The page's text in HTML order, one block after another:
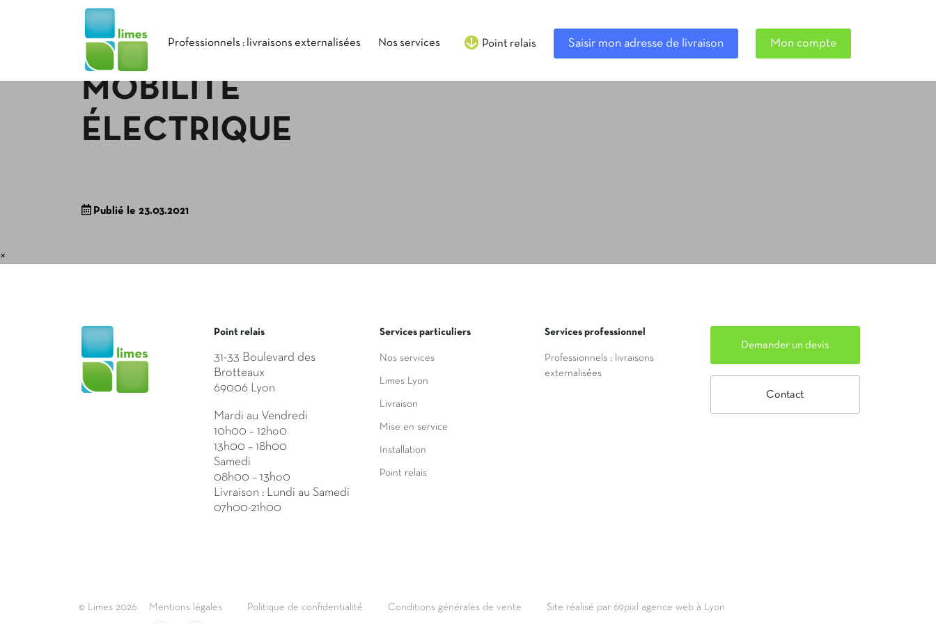
Professionnels : livraisons externalisées Nos services Point relais Saisir mon adresse de livraison Mon compte
MOBILITÉ
ÉLECTRIQUE
Publié le 23.03.2021
×
Point relais
31-33 Boulevard des
Brotteaux
69006 Lyon
Mardi au Vendredi
10h00 – 12ho0
13h00 – 18h00
Samedi
08h00 – 13ho0
Livraison : Lundi au Samedi
07h00-21h00
Services particuliers
Nos services
Limes Lyon
Livraison
Mise en service
Installation
Point relais
Services professionnel
Professionnels : livraisons
externalisées
Demander un devis
Contact
© Limes 2026 Mentions légales Politique de confidentialité Conditions générales de vente Site réalisé par 69pixl agence web à Lyon